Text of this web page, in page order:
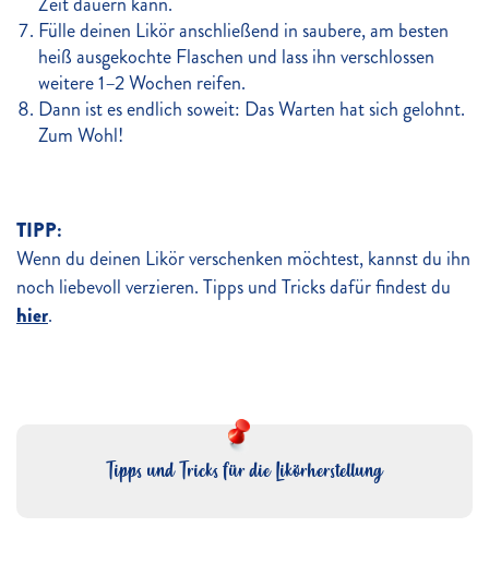
Fülle deinen Likör anschließend in saubere, am besten
heiß ausgekochte Flaschen und lass ihn verschlossen
weitere 1–2 Wochen reifen.
Dann ist es endlich soweit: Das Warten hat sich gelohnt.
Zum Wohl!
TIPP:
Wenn du deinen Likör verschenken möchtest, kannst du ihn
noch liebevoll verzieren. Tipps und Tricks dafür findest du
hier.
Tipps und Tricks für die Likörherstellung